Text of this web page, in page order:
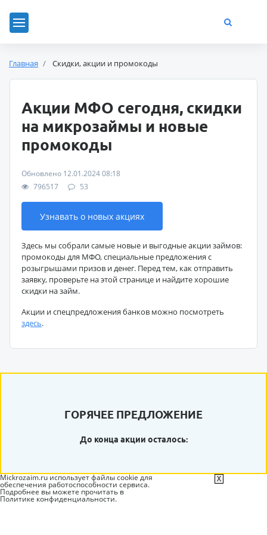
Главная Скидки, акции и промокоды
Акции МФО сегодня, скидки
на микрозаймы и новые
промокоды
Обновлено 12.01.2024 08:18
796517
53
Узнавать о новых акциях
Здесь мы собрали самые новые и выгодные акции займов:
промокоды для МФО, специальные предложения с
розыгрышами призов и денег. Перед тем, как отправить
заявку, проверьте на этой странице и найдите хорошие
скидки на займ.
Акции и спецпредложения банков можно посмотреть
здесь.
ГОРЯЧЕЕ ПРЕДЛОЖЕНИЕ
До конца акции осталось:
Mickrozaim.ru использует файлы cookie для
обеспечения работоспособности сервиса.
Подробнее вы можете прочитать в
Политике конфиденциальности.
X